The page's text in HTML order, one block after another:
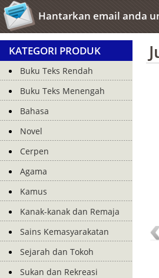
Hantarkan email anda
KATEGORI PRODUK
Buku Teks Rendah
Buku Teks Menengah
Bahasa
Novel
Cerpen
Agama
Kamus
Kanak-kanak dan Remaja
Sains Kemasyarakatan
Sejarah dan Tokoh
Sukan dan Rekreasi